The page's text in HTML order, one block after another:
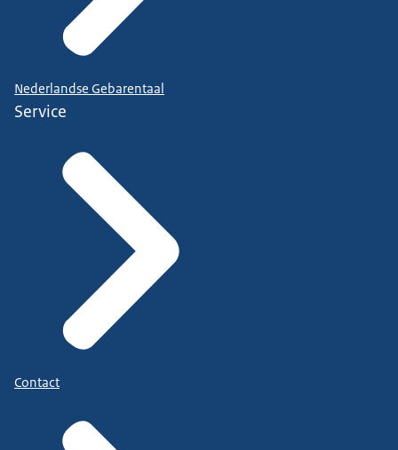
Nederlandse Gebarentaal
Service
Contact